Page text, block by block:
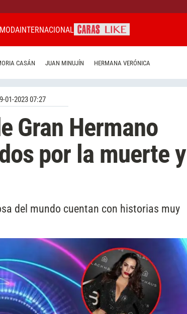
MODAINTERNACIONAL
CASÁN JUAN MINUJÍN HERMANA VERÓNICA
01-2023 07:27
Gran Hermano
por la muerte y
del mundo cuentan con historias muy